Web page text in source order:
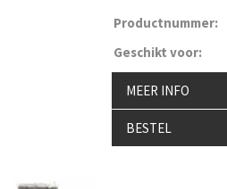
Productnummer:
Geschikt voor:
MEER INFO
BESTEL